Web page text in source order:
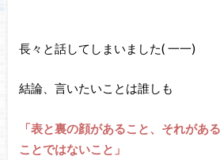
長々と話してしまいました( 一一)
結論、言いたいことは誰しも
「表と裏の顔があること、それがあ
ことではないこと」